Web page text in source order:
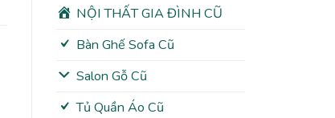
NỘI THẤT GIA ĐÌNH CŨ
Bàn Ghế Sofa Cũ
Salon Gỗ Cũ
Tủ Quần Áo Cũ